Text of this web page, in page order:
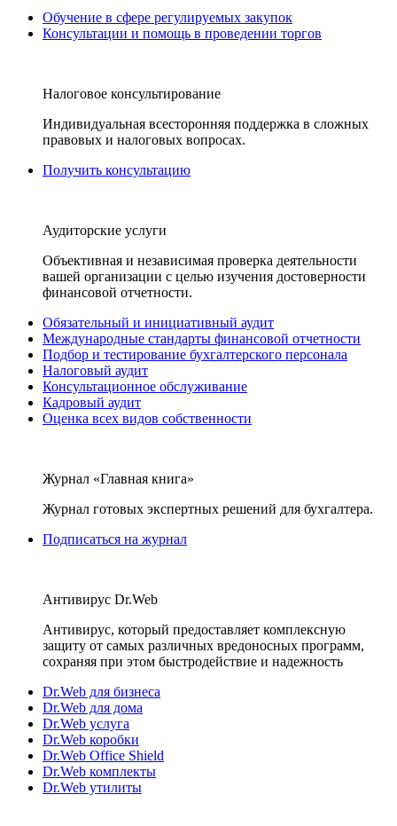
Обучение в сфере регулируемых закупок
Консультации и помощь в проведении торгов
Налоговое консультирование
Индивидуальная всесторонняя поддержка в сложных
правовых и налоговых вопросах.
Получить консультацию
Аудиторские услуги
Объективная и независимая проверка деятельности
вашей организации с целью изучения достоверности
финансовой отчетности.
Обязательный и инициативный аудит
Международные стандарты финансовой отчетности
Подбор и тестирование бухгалтерского персонала
Налоговый аудит
Консультационное обслуживание
Кадровый аудит
Оценка всех видов собственности
Журнал «Главная книга»
Журнал готовых экспертных решений для бухгалтера.
Подписаться на журнал
Антивирус Dr.Web
Антивирус, который предоставляет комплексную
защиту от самых различных вредоносных программ,
сохраняя при этом быстродействие и надежность
Dr.Web для бизнеса
Dr.Web для дома
Dr.Web услуга
Dr.Web коробки
Dr.Web Office Shield
Dr.Web комплекты
Dr.Web утилиты